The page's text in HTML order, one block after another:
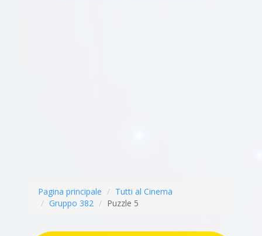
Pagina principale
Tutti al Cinema
Gruppo 382
Puzzle 5